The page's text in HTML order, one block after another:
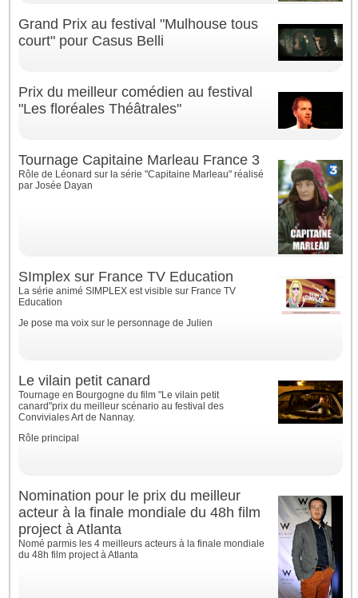
Grand Prix au festival "Mulhouse tous
court" pour Casus Belli
Prix du meilleur comédien au festival
"Les floréales Théâtrales"
Tournage Capitaine Marleau France 3
Rôle de Léonard sur la série "Capitaine Marleau" réalisé
par Josée Dayan
SImplex sur France TV Education
La série animé SIMPLEX est visible sur France TV
Education
Je pose ma voix sur le personnage de Julien
Le vilain petit canard
Tournage en Bourgogne du film "Le vilain petit
canard"prix du meilleur scénario au festival des
Conviviales Art de Nannay.
Rôle principal
Nomination pour le prix du meilleur
acteur à la finale mondiale du 48h film
project à Atlanta
Nomé parmis les 4 meilleurs acteurs à la finale mondiale
du 48h film project à Atlanta